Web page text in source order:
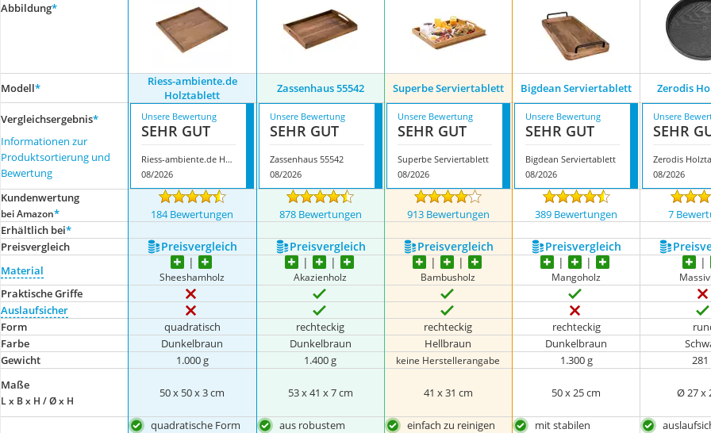
Abbildung*
Modell*
Riess-ambiente.de
Holztablett
Zassenhaus 55542 Superbe Serviertablett Bigdean Serviertablett Zerodis
Vergleichsergebnis*
Informationen zur
Produktsortierung und
Bewertung
Unsere Bewertung
SEHR GUT
Riess-ambiente.de Holztablett
08/2026
Unsere Bewertung
SEHR GUT
Zassenhaus 55542
08/2026
Unsere Bewertung
SEHR GUT
Superbe Serviertablett
08/2026
Unsere Bewertung
SEHR GUT
Bigdean Serviertablett
08/2026
Unsere
SEHR
Zerodis
08/2026
Kundenwertung
bei Amazon* 184 Bewertungen 878 Bewertungen 913 Bewertungen 389 Bewertungen 7
Erhältlich bei*
Preis­vergleich
Preis­vergleich Preis­vergleich Preis­vergleich Preis­vergleich
Material Sheeshamholz Akazienholz Bambusholz Mangoholz
Praktische Griffe
Auslaufsicher
Form
quadratisch rechteckig rechteckig rechteckig
Farbe
Dunkelbraun Dunkelbraun Hellbraun Dunkelbraun
Gewicht
1.000 g 1.400 g keine Herstellerangabe 1.300 g 281
Maße
L x B x H / Ø x H
50 x 50 x 3 cm 53 x 41 x 7 cm 41 x 31 cm 50 x 25 cm Ø 27 x
quadratische Form
aus robustem
einfach zu reinigen
mit stabilen